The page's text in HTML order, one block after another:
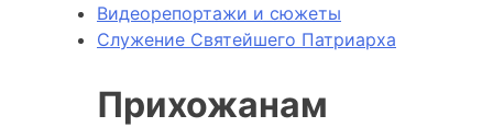
Видеорепортажи и сюжеты
Служение Святейшего Патриарха
Прихожанам